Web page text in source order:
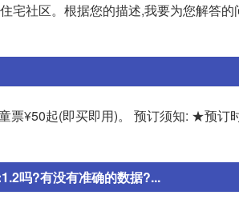
宅社区。根据您的描述,我要为您解答
票¥50起(即买即用)。 预订须知: ★预
吗?有没有准确的数据?...